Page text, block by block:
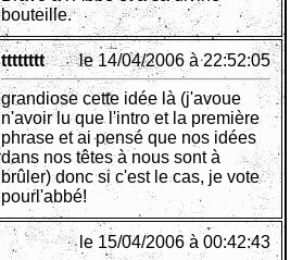
bouteille.
tttttttt le 14/04/2006 à 22:52:05
grandiose cette idée là (j'avoue
n'avoir lu que l'intro et la première
phrase et ai pensé que nos idées
dans nos têtes à nous sont à
brûler) donc si c'est le cas, je vote
pourl'abbé!
le 15/04/2006 à 00:42:43